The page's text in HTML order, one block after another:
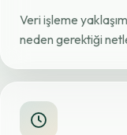
Veri işleme
neden gerektiği